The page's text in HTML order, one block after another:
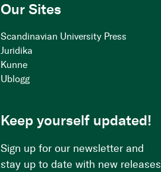
Our Sites
Scandinavian University Press
Juridika
Kunne
Ublogg
Keep yourself updated!
Sign up for our newsletter and
stay up to date with new releases